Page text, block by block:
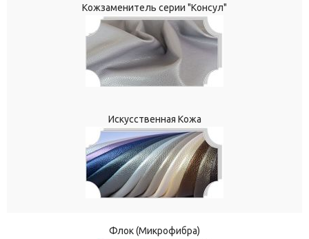
Кожзаменитель серии "Консул"
Искусственная Кожа
Флок (Микрофибра)